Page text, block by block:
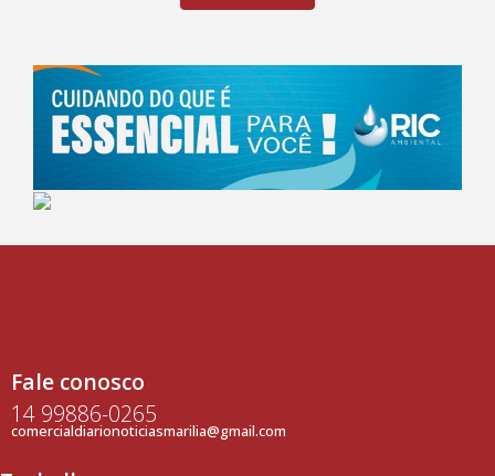
Fale conosco
14 99886-0265
comercialdiarionoticiasmarilia@gmail.com